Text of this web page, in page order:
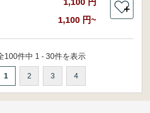
1,100 円~
＋
100件中 1 - 30件を表示
1 2 3 4